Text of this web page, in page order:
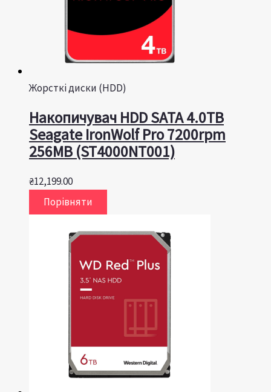
Жорсткі диски (HDD)
Накопичувач HDD SATA 4.0TB
Seagate IronWolf Pro 7200rpm
256MB (ST4000NT001)
₴12,199.00
Порівняти